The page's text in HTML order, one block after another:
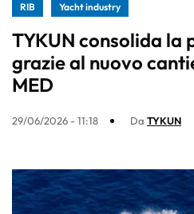
RIB Yacht industry
TYKUN consolida la
grazie al nuovo
MED
29/06/2026 - 11:18 Da TYKUN